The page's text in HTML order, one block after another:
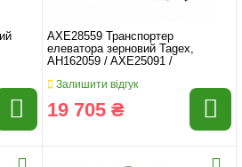
AXE28559 Транспортер
елеватора зерновий Tagex,
AH162059 / AXE25091 /
Залишити відгук
19 705 ₴